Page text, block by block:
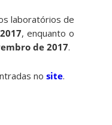
laboratórios de
, enquanto o
de 2017.
nosite.